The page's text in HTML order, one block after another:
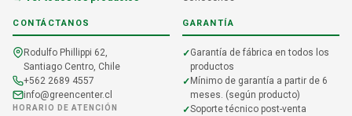
CONTÁCTANOS
Rodulfo Phillippi 62,
Santiago Centro, Chile
+562 2689 4557
info@greencenter.cl
HORARIO DE ATENCIÓN
GARANTÍA
Garantía de fábrica en todos los
productos
Mínimo de garantía a partir de 6
meses. (según producto)
Soporte técnico post-venta